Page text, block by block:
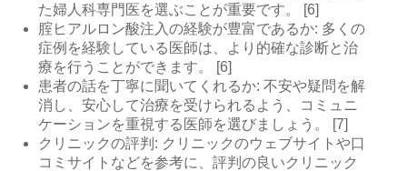
た婦人科専門医を選ぶことが重要です。 [6]
腟ヒアルロン酸注入の経験が豊富であるか: 多くの
症例を経験している医師は、より的確な診断と治
療を行うことができます。 [6]
患者の話を丁寧に聞いてくれるか: 不安や疑問を解
消し、安心して治療を受けられるよう、コミュニ
ケーションを重視する医師を選びましょう。 [7]
クリニックの評判: クリニックのウェブサイトや口
コミサイトなどを参考に、評判の良いクリニック